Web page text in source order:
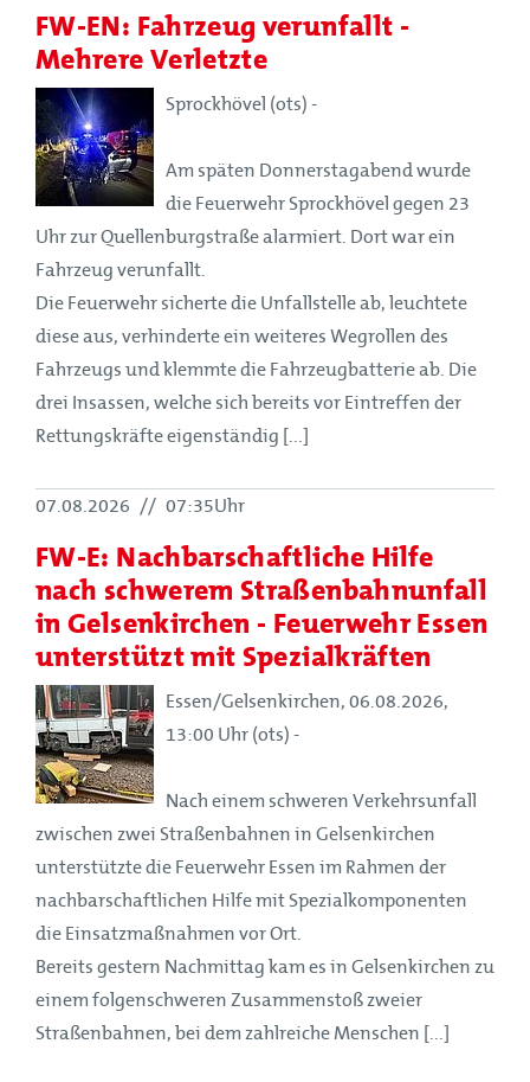
FW-EN: Fahrzeug verunfallt -
Mehrere Verletzte
Sprockhövel (ots) -
Am späten Donnerstagabend wurde
die Feuerwehr Sprockhövel gegen 23
Uhr zur Quellenburgstraße alarmiert. Dort war ein
Fahrzeug verunfallt.
Die Feuerwehr sicherte die Unfallstelle ab, leuchtete
diese aus, verhinderte ein weiteres Wegrollen des
Fahrzeugs und klemmte die Fahrzeugbatterie ab. Die
drei Insassen, welche sich bereits vor Eintreffen der
Rettungskräfte eigenständig [...]
07.08.2026 // 07:35Uhr
FW-E: Nachbarschaftliche Hilfe
nach schwerem Straßenbahnunfall
in Gelsenkirchen - Feuerwehr Essen
unterstützt mit Spezialkräften
Essen/Gelsenkirchen, 06.08.2026,
13:00 Uhr (ots) -
Nach einem schweren Verkehrsunfall
zwischen zwei Straßenbahnen in Gelsenkirchen
unterstützte die Feuerwehr Essen im Rahmen der
nachbarschaftlichen Hilfe mit Spezialkomponenten
die Einsatzmaßnahmen vor Ort.
Bereits gestern Nachmittag kam es in Gelsenkirchen zu
einem folgenschweren Zusammenstoß zweier
Straßenbahnen, bei dem zahlreiche Menschen [...]